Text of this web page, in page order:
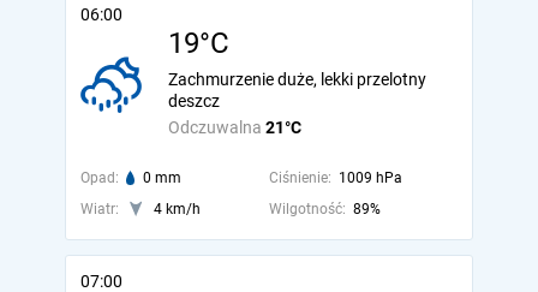
06:00
19°C
Odczuwalna 21°C
Zachmurzenie duże, lekki przelotny
deszcz
Opad: 0 mm Ciśnienie: 1009 hPa
Wiatr:
4 km/h Wilgotność: 89%
07:00